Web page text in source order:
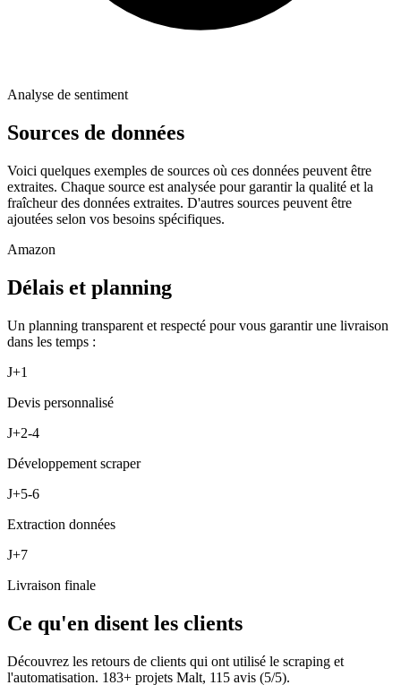
Analyse de sentiment
Sources de données
Voici quelques exemples de sources où ces données peuvent être
extraites. Chaque source est analysée pour garantir la qualité et la
fraîcheur des données extraites. D'autres sources peuvent être
ajoutées selon vos besoins spécifiques.
Amazon
Délais et planning
Un planning transparent et respecté pour vous garantir une livraison
dans les temps :
J+1
Devis personnalisé
J+2-4
Développement scraper
J+5-6
Extraction données
J+7
Livraison finale
Ce qu'en disent les clients
Découvrez les retours de clients qui ont utilisé le scraping et
l'automatisation. 183+ projets Malt, 115 avis (5/5).